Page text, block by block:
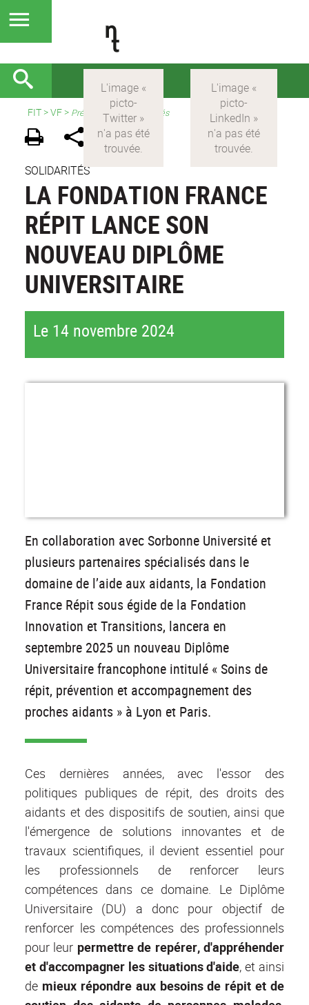
FIT>VF> Présentation et actualités
SOLIDARITÉS
LA FONDATION FRANCE
RÉPIT LANCE SON
NOUVEAU DIPLÔME
UNIVERSITAIRE
Le 14 novembre 2024
En collaboration avec Sorbonne Université et
plusieurs partenaires spécialisés dans le
domaine de l’aide aux aidants, la Fondation
France Répit sous égide de la Fondation
Innovation et Transitions, lancera en
septembre 2025 un nouveau Diplôme
Universitaire francophone intitulé « Soins de
répit, prévention et accompagnement des
proches aidants » à Lyon et Paris.
Ces dernières années, avec l'essor des
politiques publiques de répit, des droits des
aidants et des dispositifs de soutien, ainsi que
l'émergence de solutions innovantes et de
travaux scientifiques, il devient essentiel pour
les professionnels de renforcer leurs
compétences dans ce domaine. Le Diplôme
Universitaire (DU) a donc pour objectif de
renforcer les compétences des professionnels
pour leur permettre de repérer, d'appréhender
et d'accompagner les situations d'aide, et ainsi
de mieux répondre aux besoins de répit et de